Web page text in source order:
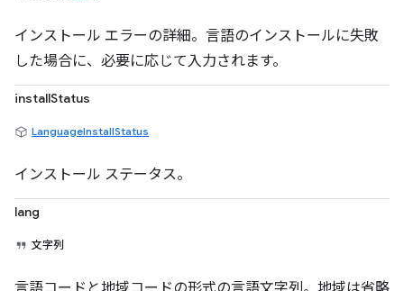
インストール エラーの詳細。言語のインストールに失敗
した場合に、必要に応じて入力されます。
installStatus
LanguageInstallStatus
インストール ステータス。
lang
文字列